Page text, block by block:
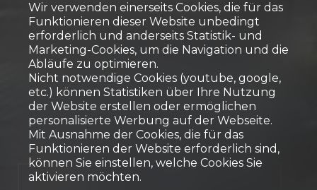
Wir verwenden einerseits Cookies, die für das
Funktionieren dieser Website unbedingt
erforderlich und anderseits Statistik- und
Marketing-Cookies, um die Navigation und die
Abläufe zu optimieren.
Nicht notwendige Cookies (youtube, google,
etc.) können Statistiken über Ihre Nutzung
der Website erstellen oder ermöglichen
personalisierte Werbung auf der Webseite.
Mit Ausnahme der Cookies, die für das
Funktionieren der Website erforderlich sind,
können Sie einstellen, welche Cookies Sie
aktivieren möchten.